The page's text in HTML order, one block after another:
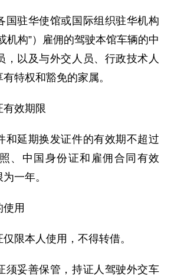
驻华使馆或国际组织驻华机构
机构”）雇佣的驾驶本馆车辆的中
，以及与外交人员、行政技术人
特权和豁免的家属。
效期限
延期换发证件的有效期不超过
、中国身份证和雇佣合同有效
一年。
用
本人使用，不得转借。
妥善保管，持证人驾驶外交车